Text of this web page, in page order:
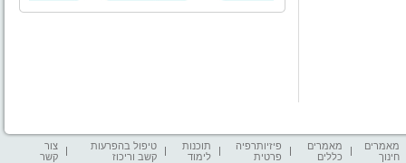
מאמרים
חינוך
מאמרים
כללים
פיזיותרפיה
פרטית
תוכנות
לימוד
טיפול בהפרעות
קשב וריכוז
צור
קשר